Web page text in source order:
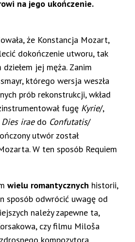
na jego ukończenie.
że Konstancja Mozart,
dokończenie utworu, tak
jej męża. Zanim
którego wersja weszła
prób rekonstrukcji, wkład
fugę Kyrie/,
Dies iraedo Confutatis/
utwór został
W ten sposób Requiem
wielu romantycznych historii,
sposób odwrócić uwagę od
należy zapewne ta,
czy filmu Miloša
kompozytora